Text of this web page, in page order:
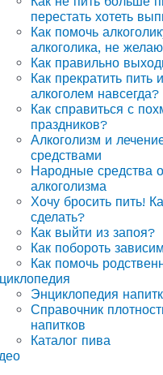
перестать хотеть
Как помочь
алкоголика, не
Как правильно
Как прекратить пить
алкоголем навсегда?
Как справиться с
праздников?
Алкоголизм и
средствами
Народные средства
алкоголизма
Хочу бросить пить!
сделать?
Как выйти из запоя?
Как побороть
Как помочь
Энциклопедия
Справочник
напитков
Каталог пива